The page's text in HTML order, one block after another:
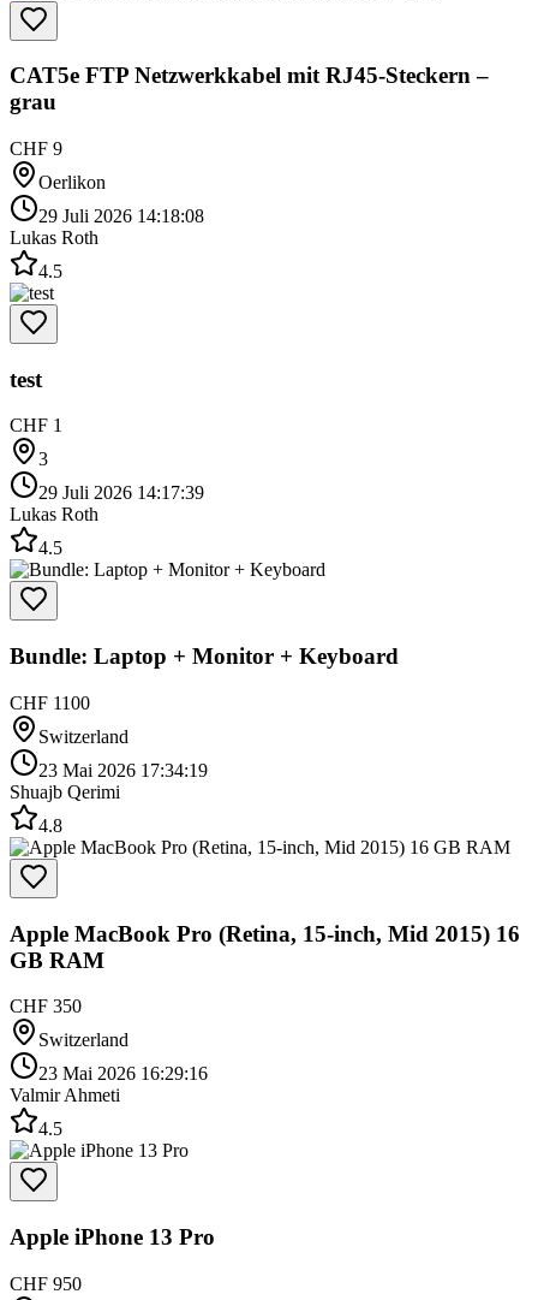
CAT5e FTP Netzwerkkabel mit RJ45-Steckern –
grau
CHF 9
Oerlikon
29 Juli 2026 14:18:08
Lukas Roth
4.5
test
CHF 1
3
29 Juli 2026 14:17:39
Lukas Roth
4.5
Bundle: Laptop + Monitor + Keyboard
CHF 1100
Switzerland
23 Mai 2026 17:34:19
Shuajb Qerimi
4.8
Apple MacBook Pro (Retina, 15-inch, Mid 2015) 16
GB RAM
CHF 350
Switzerland
23 Mai 2026 16:29:16
Valmir Ahmeti
4.5
Apple iPhone 13 Pro
CHF 950